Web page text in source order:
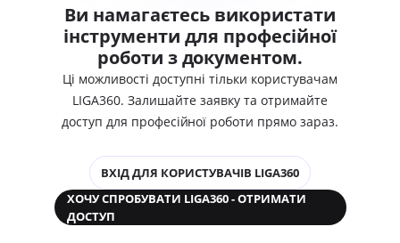
Ви намагаєтесь використати
інструменти для професійної
роботи з документом.
Ці можливості доступні тільки користувачам
LIGA360. Залишайте заявку та отримайте
доступ для професійної роботи прямо зараз.
ВХІД ДЛЯ КОРИСТУВАЧІВ LIGA360
ХОЧУ СПРОБУВАТИ LIGA360 - ОТРИМАТИ
ДОСТУП